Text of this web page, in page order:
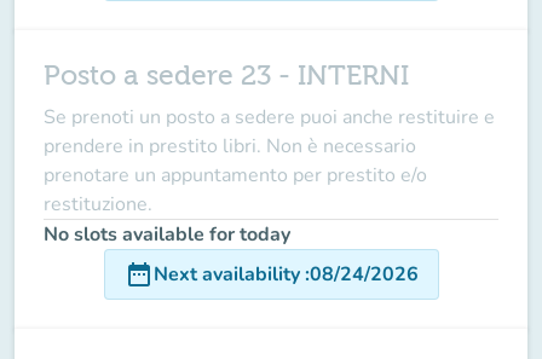
Posto a sedere 23 - INTERNI
Se prenoti un posto a sedere puoi anche restituire e
prendere in prestito libri. Non è necessario
prenotare un appuntamento per prestito e/o
restituzione.
No slots available for today
date_rangeNext availability:08/24/2026